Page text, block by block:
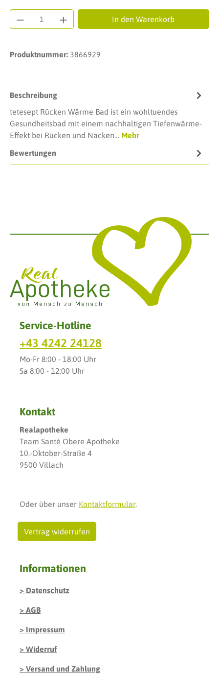
Produkt Anzahl: Gib den gewünschten
In den Warenkorb
Produktnummer: 3866929
Beschreibung
tetesept Rücken Wärme Bad ist ein wohltuendes
Gesundheitsbad mit einem nachhaltigen Tiefenwärme-
Effekt bei Rücken und Nacken… Mehr
Bewertungen
Service-Hotline
+43 4242 24128
Mo-Fr 8:00 - 18:00 Uhr
Sa 8:00 - 12:00 Uhr
Kontakt
Realapotheke
Team Santé Obere Apotheke
10.-Oktober-Straße 4
9500 Villach
Oder über unser Kontaktformular.
Vertrag widerrufen
Informationen
Datenschutz
AGB
Impressum
Widerruf
Versand und Zahlung